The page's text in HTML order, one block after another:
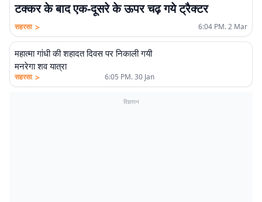
टक्कर के बाद एक-दूसरे के ऊपर चढ़ गये ट्रैक्टर
सहरसा > 6:04 PM. 2 Mar
महात्मा गांधी की शहादत दिवस पर निकाली गयी
मनरेगा शव यात्रा
सहरसा > 6:05 PM. 30 Jan
विज्ञापन